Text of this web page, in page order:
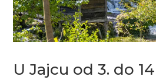
U Jajcu od 3. do 14